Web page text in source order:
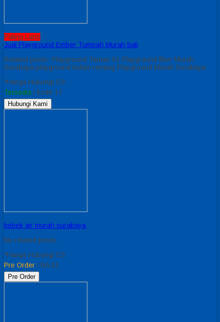
Paling Laris
Jual Playground Ember Tumpah Murah bali
Related posts: Playground Taman 01 Playground fiber Murah
Surabaya playground kolam renang Playground Murah Surabaya
*Harga Hubungi CS
Tersedia / kode 17
Hubungi Kami
bebek air murah surabaya
No related posts.
*Harga Hubungi CS
Pre Order / BA 01
Pre Order